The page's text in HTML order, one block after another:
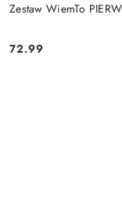
Zestaw WiemTo
Cena:
72.99